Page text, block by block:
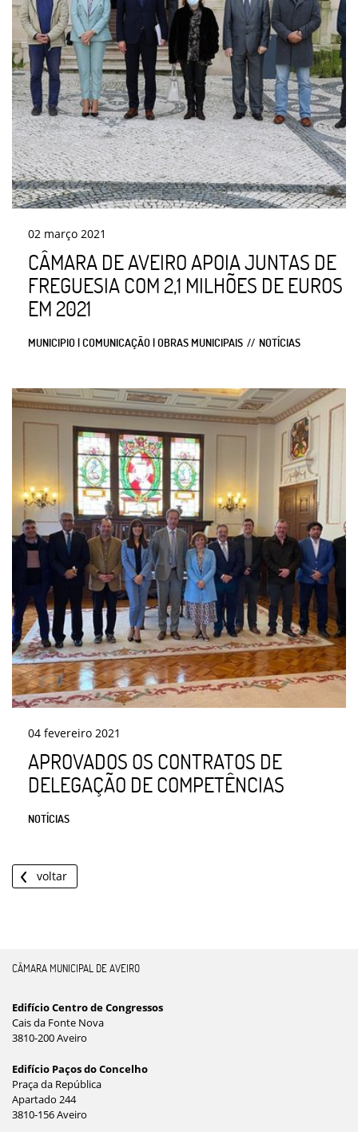
02 março 2021
CÂMARA DE AVEIRO APOIA JUNTAS DE
FREGUESIA COM 2,1 MILHÕES DE EUROS
EM 2021
MUNICIPIO | COMUNICAÇÃO | OBRAS MUNICIPAIS NOTÍCIAS
04 fevereiro 2021
APROVADOS OS CONTRATOS DE
DELEGAÇÃO DE COMPETÊNCIAS
NOTÍCIAS
voltar
CÂMARA MUNICIPAL DE AVEIRO
Edifício Centro de Congressos
Cais da Fonte Nova
3810-200 Aveiro
Edifício Paços do Concelho
Praça da República
Apartado 244
3810-156 Aveiro